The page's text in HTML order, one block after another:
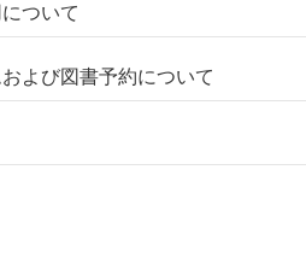
ついて
よび図書予約について